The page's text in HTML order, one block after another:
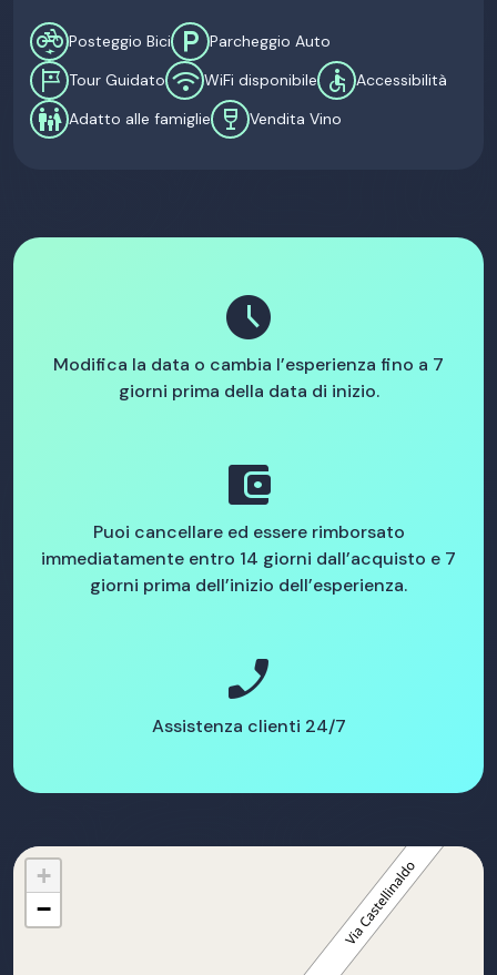
electric_bike Posteggio Bici local_parking Parcheggio Auto
tour Tour Guidato wifi WiFi disponibile accessible Accessibilità
family_restroom Adatto alle famiglie wine_bar Vendita Vino
schedule
Modifica la data o cambia l’esperienza fino a 7
giorni prima della data di inizio.
account_balance_wallet
Puoi cancellare ed essere rimborsato
immediatamente entro 14 giorni dall’acquisto e 7
giorni prima dell’inizio dell’esperienza.
phone_enabled
Assistenza clienti 24/7
+
−